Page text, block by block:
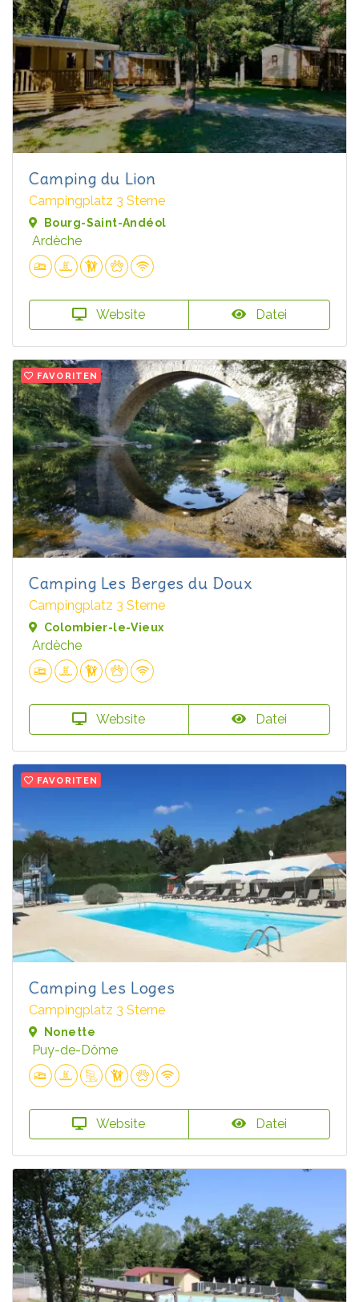
Camping du Lion
Campingplatz 3 Sterne
Bourg-Saint-Andéol
Ardèche
Website Datei
FAVORITEN
Camping Les Berges du Doux
Campingplatz 3 Sterne
Colombier-le-Vieux
Ardèche
Website Datei
FAVORITEN
Camping Les Loges
Campingplatz 3 Sterne
Nonette
Puy-de-Dôme
Website Datei